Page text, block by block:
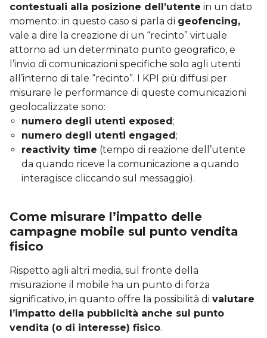
contestuali alla posizione dell’utente in un dato
momento: in questo caso si parla di geofencing,
vale a dire la creazione di un “recinto” virtuale
attorno ad un determinato punto geografico, e
l’invio di comunicazioni specifiche solo agli utenti
all’interno di tale “recinto”. I KPI più diffusi per
misurare le performance di queste comunicazioni
geolocalizzate sono:
numero degli utenti exposed;
numero degli utenti engaged;
reactivity time (tempo di reazione dell’utente
da quando riceve la comunicazione a quando
interagisce cliccando sul messaggio).
Come misurare l’impatto delle
campagne mobile sul punto vendita
fisico
Rispetto agli altri media, sul fronte della
misurazione il mobile ha un punto di forza
significativo, in quanto offre la possibilità di valutare
l’impatto della pubblicità anche sul punto
vendita (o di interesse) fisico.